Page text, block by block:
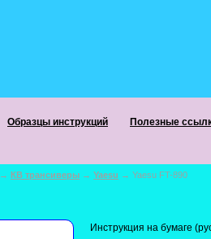
Образцы инструкций Полезные
→ КВ трансиверы → Yaesu → Yaesu FT-890
Инструкция на бумаге